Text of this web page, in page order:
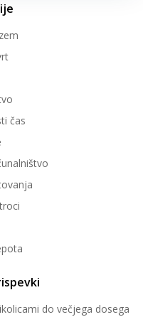
čas
do večjega dosega